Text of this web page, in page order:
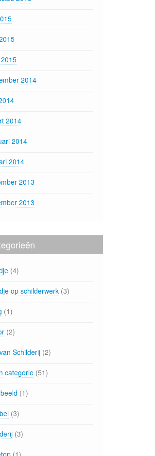
2014
2014
2014
2014
2013
2013
(4)
op schilderwerk (3)
(1)
(2)
Schilderij (2)
categorie (51)
(1)
(3)
(3)
(1)